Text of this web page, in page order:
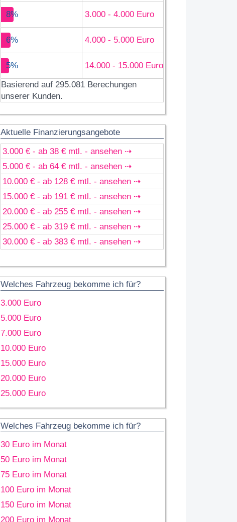
8% 3.000 - 4.000 Euro
6% 4.000 - 5.000 Euro
5%
14.000 - 15.000 Euro
Basierend auf 295.081 Berechungen
unserer Kunden.
Aktuelle Finanzierungsangebote
3.000 € - ab 38 € mtl. - ansehen ⇢
5.000 € - ab 64 € mtl. - ansehen ⇢
10.000 € - ab 128 € mtl. - ansehen ⇢
15.000 € - ab 191 € mtl. - ansehen ⇢
20.000 € - ab 255 € mtl. - ansehen ⇢
25.000 € - ab 319 € mtl. - ansehen ⇢
30.000 € - ab 383 € mtl. - ansehen ⇢
Welches Fahrzeug bekomme ich für?
3.000 Euro
5.000 Euro
7.000 Euro
10.000 Euro
15.000 Euro
20.000 Euro
25.000 Euro
Welches Fahrzeug bekomme ich für?
30 Euro im Monat
50 Euro im Monat
75 Euro im Monat
100 Euro im Monat
150 Euro im Monat
200 Euro im Monat